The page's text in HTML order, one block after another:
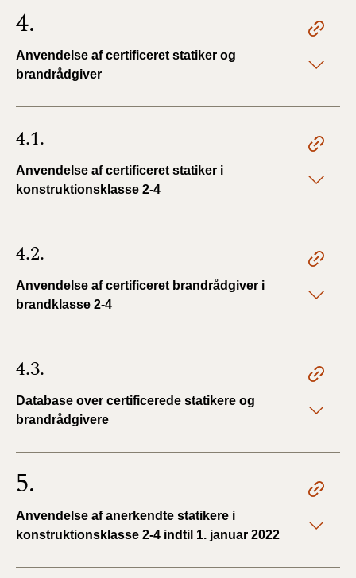
4.
Anvendelse af certificeret statiker og
brandrådgiver
4.1.
Anvendelse af certificeret statiker i
konstruktionsklasse 2-4
4.2.
Anvendelse af certificeret brandrådgiver i
brandklasse 2-4
4.3.
Database over certificerede statikere og
brandrådgivere
5.
Anvendelse af anerkendte statikere i
konstruktionsklasse 2-4 indtil 1. januar 2022